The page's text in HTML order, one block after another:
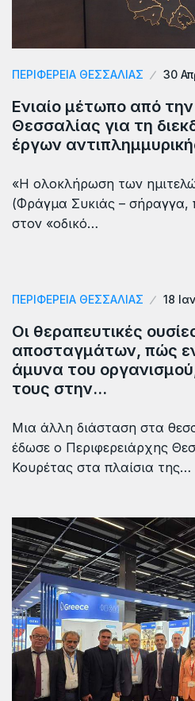
ΠΕΡΙΦΕΡΕΙΑ ΘΕΣΣΑΛΙΑΣ 30
Ενιαίο μέτωπο από
Θεσσαλίας για τη
έργων
«Η ολοκλήρωση των
(Φράγμα Συκιάς – σήραγγα,
στον «οδικό…
ΠΕΡΙΦΕΡΕΙΑ ΘΕΣΣΑΛΙΑΣ 18
Οι θεραπευτικές
αποσταγμάτων, πώς
άμυνα του
τους στην…
Μια άλλη διάσταση στα
έδωσε ο Περιφερειάρχης
Κουρέτας στα πλαίσια της…